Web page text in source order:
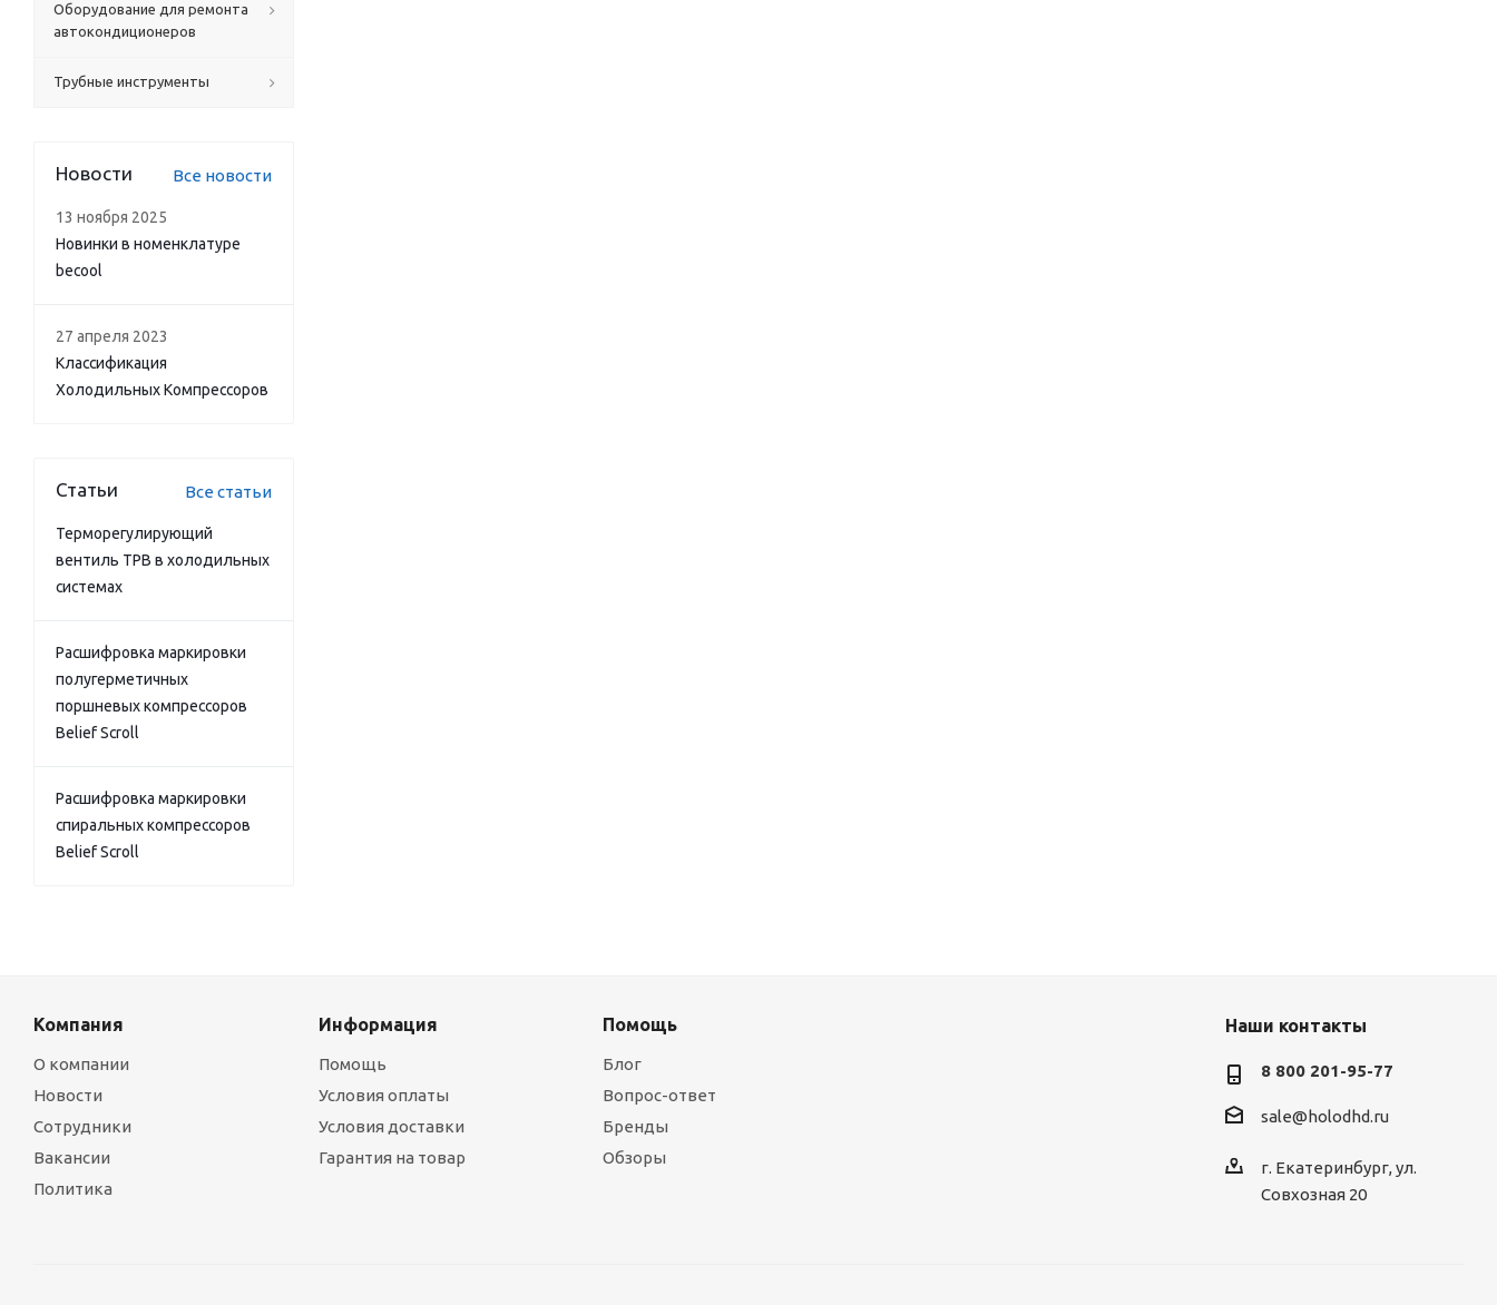
Оборудование для ремонта
автокондиционеров
Трубные инструменты
Новости Все новости
13 ноября 2025
Новинки в номенклатуре
becool
27 апреля 2023
Классификация
Холодильных Компрессоров
Статьи Все статьи
Терморегулирующий
вентиль ТРВ в холодильных
системах
Расшифровка маркировки
полугерметичных
поршневых компрессоров
Belief Scroll
Расшифровка маркировки
спиральных компрессоров
Belief Scroll
Компания
О компании
Новости
Сотрудники
Вакансии
Политика
Информация
Помощь
Условия оплаты
Условия доставки
Гарантия на товар
Помощь
Блог
Вопрос-ответ
Бренды
Обзоры
Наши контакты
8 800 201-95-77
sale@holodhd.ru
г. Екатеринбург, ул.
Совхозная 20